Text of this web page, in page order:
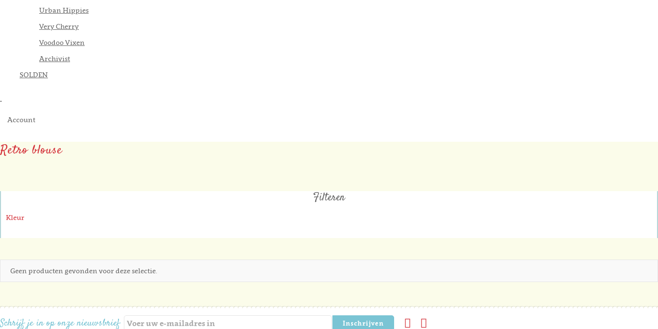
Urban Hippies
Very Cherry
Voodoo Vixen
Archivist
SOLDEN
.
Account
Retro blouse
Geen producten gevonden voor deze selectie.
Filteren
Kleur
Schrijf je in op onze nieuwsbrief Inschrijven